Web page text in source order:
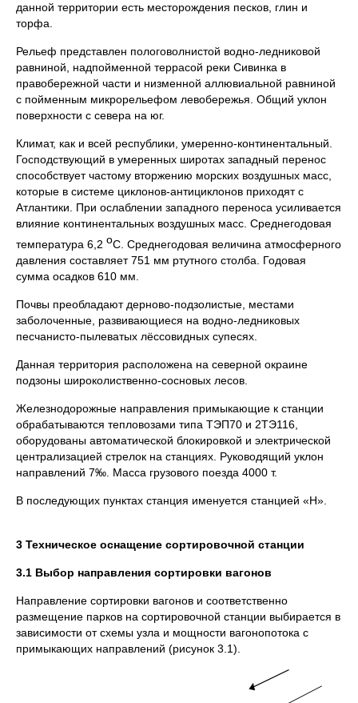
данной территории есть месторождения песков, глин и
торфа.
Рельеф представлен пологоволнистой водно-ледниковой
равниной, надпойменной террасой реки Сивинка в
правобережной части и низменной аллювиальной равниной
с пойменным микрорельефом левобережья. Общий уклон
поверхности с севера на юг.
Климат, как и всей республики, умеренно-континентальный.
Господствующий в умеренных широтах западный перенос
способствует частому вторжению морских воздушных масс,
которые в системе циклонов-антициклонов приходят с
Атлантики. При ослаблении западного переноса усиливается
влияние континентальных воздушных масс. Среднегодовая
температура 6,2 оС. Среднегодовая величина атмосферного
давления составляет 751 мм ртутного столба. Годовая
сумма осадков 610 мм.
Почвы преобладают дерново-подзолистые, местами
заболоченные, развивающиеся на водно-ледниковых
песчанисто-пылеватых лёссовидных супесях.
Данная территория расположена на северной окраине
подзоны широколиственно-сосновых лесов.
Железнодорожные направления примыкающие к станции
обрабатываются тепловозами типа ТЭП70 и 2ТЭ116,
оборудованы автоматической блокировкой и электрической
централизацией стрелок на станциях. Руководящий уклон
направлений 7‰. Масса грузового поезда 4000 т.
В последующих пунктах станция именуется станцией «Н».
3 Техническое оснащение сортировочной станции
3.1 Выбор направления сортировки вагонов
Направление сортировки вагонов и соответственно
размещение парков на сортировочной станции выбирается в
зависимости от схемы узла и мощности вагонопотока с
примыкающих направлений (рисунок 3.1).